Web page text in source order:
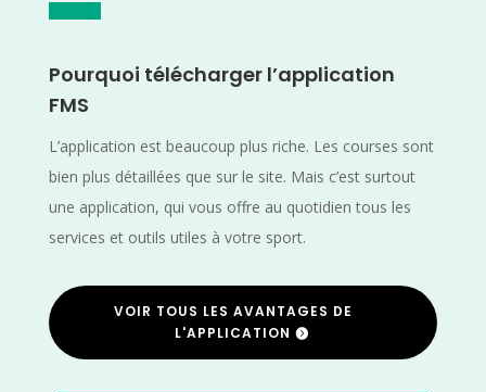
Pourquoi télécharger l’application
FMS
L’application est beaucoup plus riche. Les courses sont
bien plus détaillées que sur le site. Mais c’est surtout
une application, qui vous offre au quotidien tous les
services et outils utiles à votre sport.
VOIR TOUS LES AVANTAGES DE
L'APPLICATION